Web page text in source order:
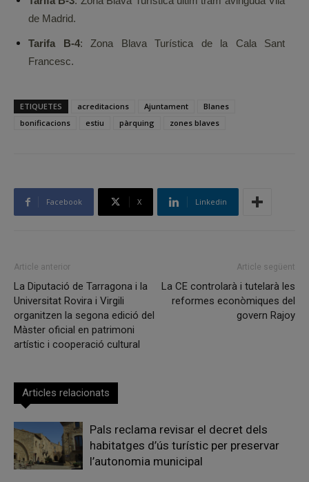
de Madrid.
Tarifa B-4: Zona Blava Turística de la Cala Sant
Francesc.
ETIQUETES acreditacions Ajuntament
Blanes
bonificacions
estiu pàrquing zones blaves
Facebook X Linkedin
Article anterior
La Diputació de Tarragona i la
Universitat Rovira i Virgili
organitzen la segona edició del
Màster oficial en patrimoni
artístic i cooperació cultural
Article següent
La CE controlarà i tutelarà les
reformes econòmiques del
govern Rajoy
Articles relacionats
Pals reclama revisar el decret dels
habitatges d’ús turístic per preservar
l’autonomia municipal